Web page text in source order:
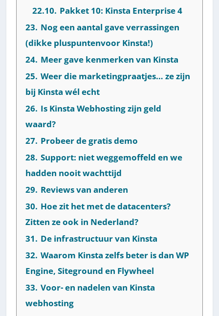
22.10. Pakket 10: Kinsta Enterprise 4
23. Nog een aantal gave verrassingen
(dikke pluspuntenvoor Kinsta!)
24. Meer gave kenmerken van Kinsta
25. Weer die marketingpraatjes… ze zijn
bij Kinsta wél echt
26. Is Kinsta Webhosting zijn geld
waard?
27. Probeer de gratis demo
28. Support: niet weggemoffeld en we
hadden nooit wachttijd
29. Reviews van anderen
30. Hoe zit het met de datacenters?
Zitten ze ook in Nederland?
31. De infrastructuur van Kinsta
32. Waarom Kinsta zelfs beter is dan WP
Engine, Siteground en Flywheel
33. Voor- en nadelen van Kinsta
webhosting